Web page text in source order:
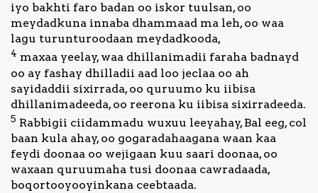
iyo bakhti faro badan oo iskor tuulsan, oo
meydadkuna innaba dhammaad ma leh, oo waa
lagu turunturoodaan meydadkooda,
4 maxaa yeelay, waa dhillanimadii faraha badnayd
oo ay fashay dhilladii aad loo jeclaa oo ah
sayidaddii sixirrada, oo quruumo ku iibisa
dhillanimadeeda, oo reerona ku iibisa sixirradeeda.
5 Rabbigii ciidammadu wuxuu leeyahay, Bal eeg, col
baan kula ahay, oo gogaradahaagana waan kaa
feydi doonaa oo wejigaan kuu saari doonaa, oo
waxaan quruumaha tusi doonaa cawradaada,
boqortooyooyinkana ceebtaada.